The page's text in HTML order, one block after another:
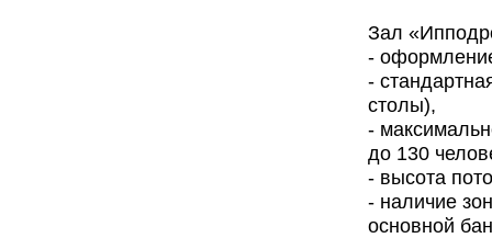
Зал
-
-
столы),
-
до 130
- высота
- наличие
основной